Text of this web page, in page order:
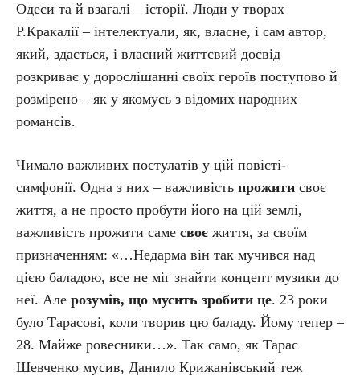
Одеси та й взагалі – історії. Люди у творах
Р.Кракалії – інтелектуали, як, власне, і сам автор,
який, здається, і власний життєвий досвід
розкриває у дорослішанні своїх героїв поступово й
розмірено – як у якомусь з відомих народних
романсів.
Чимало важливих постулатів у цій повісті-
симфонії. Одна з них – важливість прожити своє
життя, а не просто пробути його на цій землі,
важливість прожити саме своє життя, за своїм
призначенням: «…Недарма він так мучився над
цією баладою, все не міг знайти концепт музики до
неї. Але розумів, що мусить зробити це. 23 роки
було Тарасові, коли творив цю баладу. Йому тепер –
28. Майже ровесники…». Так само, як Тарас
Шевченко мусив, Данило Крижанівський теж